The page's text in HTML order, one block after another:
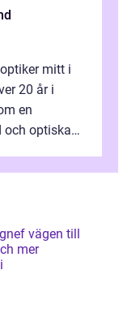
mitt i
20 år i
en
och optiska
till
mer